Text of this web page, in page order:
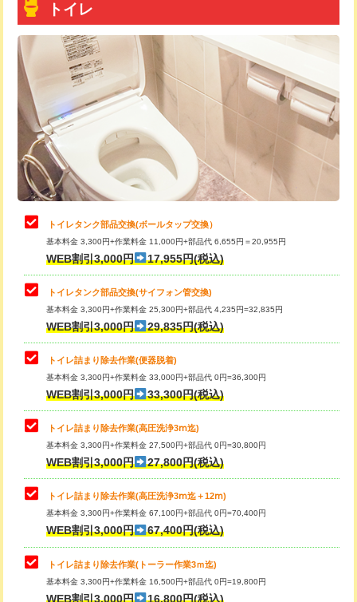
トイレ
トイレタンク部品交換(ボールタップ交換）
基本料金 3,300円+作業料金 11,000円+部品代 6,655円＝20,955円
WEB割引3,000円 17,955円(税込)
トイレタンク部品交換(サイフォン管交換)
基本料金 3,300円+作業料金 25,300円+部品代 4,235円=32,835円
WEB割引3,000円 29,835円(税込)
トイレ詰まり除去作業(便器脱着)
基本料金 3,300円+作業料金 33,000円+部品代 0円=36,300円
WEB割引3,000円 33,300円(税込)
トイレ詰まり除去作業(高圧洗浄3ⅿ迄)
基本料金 3,300円+作業料金 27,500円+部品代 0円=30,800円
WEB割引3,000円 27,800円(税込)
トイレ詰まり除去作業(高圧洗浄3ⅿ迄＋12ⅿ)
基本料金 3,300円+作業料金 67,100円+部品代 0円=70,400円
WEB割引3,000円 67,400円(税込)
トイレ詰まり除去作業(トーラー作業3ｍ迄)
基本料金 3,300円+作業料金 16,500円+部品代 0円=19,800円
WEB割引3,000円 16,800円(税込)